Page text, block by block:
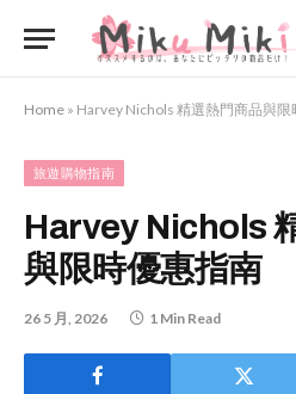
Home » Harvey Nichols 精選熱門商品與限
旅遊購物指南
Harvey Nichols
與限時優惠指南
26 5 月, 2026 1 Min Read